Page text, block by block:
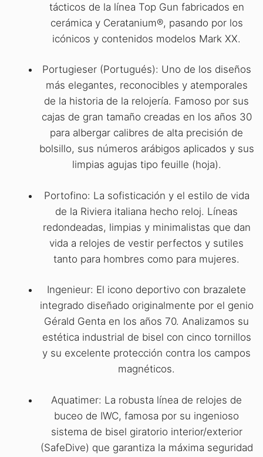
tácticos de la línea Top Gun fabricados en
cerámica y Ceratanium®, pasando por los
icónicos y contenidos modelos Mark XX.
Portugieser (Portugués): Uno de los diseños
más elegantes, reconocibles y atemporales
de la historia de la relojería. Famoso por sus
cajas de gran tamaño creadas en los años 30
para albergar calibres de alta precisión de
bolsillo, sus números arábigos aplicados y sus
limpias agujas tipo feuille (hoja).
Portofino: La sofisticación y el estilo de vida
de la Riviera italiana hecho reloj. Líneas
redondeadas, limpias y minimalistas que dan
vida a relojes de vestir perfectos y sutiles
tanto para hombres como para mujeres.
Ingenieur: El icono deportivo con brazalete
integrado diseñado originalmente por el genio
Gérald Genta en los años 70. Analizamos su
estética industrial de bisel con cinco tornillos
y su excelente protección contra los campos
magnéticos.
Aquatimer: La robusta línea de relojes de
buceo de IWC, famosa por su ingenioso
sistema de bisel giratorio interior/exterior
(SafeDive) que garantiza la máxima seguridad